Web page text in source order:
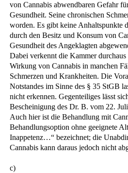
von Cannabis abwendbaren Gefahr
Gesundheit. Seine chronischen
worden. Es gibt keine Anhaltspunkte
durch den Besitz und Konsum von
Gesundheit des Angeklagten
Dabei verkennt die Kammer
Wirkung von Cannabis in manchen
Schmerzen und Krankheiten. Die
Notstandes im Sinne des § 35 StGB
nicht erkennen. Gegenteiliges lässt
Bescheinigung des Dr. B. vom 22.
Auch hier ist die Behandlung mit
Behandlungsoption ohne geeignete
Inappetenz…“ bezeichnet; die
Cannabis kann daraus jedoch nicht
c)